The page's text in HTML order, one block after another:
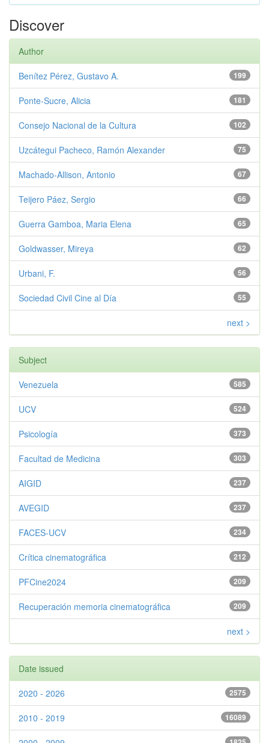
Discover
Author
199
Benítez Pérez, Gustavo A.
181
Ponte-Sucre, Alicia
102
Consejo Nacional de la Cultura
75
Uzcátegui Pacheco, Ramón Alexander
67
Machado-Allison, Antonio
66
Teijero Páez, Sergio
65
Guerra Gamboa, Maria Elena
62
Goldwasser, Mireya
56
Urbani, F.
55
Sociedad Civil Cine al Día
next >
Subject
585
Venezuela
524
UCV
373
Psicología
303
Facultad de Medicina
237
AIGID
237
AVEGID
234
FACES-UCV
212
Crítica cinematográfica
209
PFCine2024
209
Recuperación memoria cinematográfica
next >
Date issued
2575
2020 - 2026
16089
2010 - 2019